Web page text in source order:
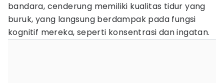
bandara, cenderung memiliki kualitas tidur yang
buruk, yang langsung berdampak pada fungsi
kognitif mereka, seperti konsentrasi dan ingatan.